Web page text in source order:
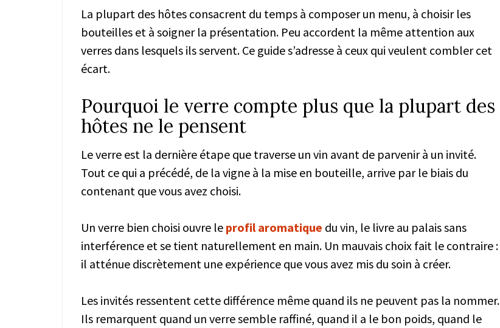
La plupart des hôtes consacrent du temps à composer un menu, à choisir les
bouteilles et à soigner la présentation. Peu accordent la même attention aux
verres dans lesquels ils servent. Ce guide s’adresse à ceux qui veulent combler cet
écart.
Pourquoi le verre compte plus que la plupart des
hôtes ne le pensent
Le verre est la dernière étape que traverse un vin avant de parvenir à un invité.
Tout ce qui a précédé, de la vigne à la mise en bouteille, arrive par le biais du
contenant que vous avez choisi.
Un verre bien choisi ouvre le profil aromatique du vin, le livre au palais sans
interférence et se tient naturellement en main. Un mauvais choix fait le contraire :
il atténue discrètement une expérience que vous avez mis du soin à créer.
Les invités ressentent cette différence même quand ils ne peuvent pas la nommer.
Ils remarquent quand un verre semble raffiné, quand il a le bon poids, quand le